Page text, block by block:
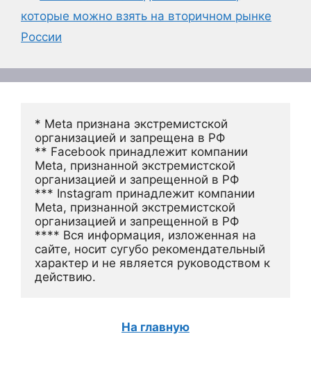
которые можно взять на вторичном рынке
России
* Meta признана экстремистской
организацией и запрещена в РФ
** Facebook принадлежит компании
Meta, признанной экстремистской
организацией и запрещенной в РФ
*** Instagram принадлежит компании
Meta, признанной экстремистской
организацией и запрещенной в РФ
**** Вся информация, изложенная на
сайте, носит сугубо рекомендательный
характер и не является руководством к
действию.
На главную